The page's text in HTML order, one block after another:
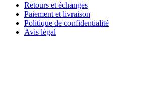
Retours et échanges
Paiement et livraison
Politique de confidentialité
Avis légal